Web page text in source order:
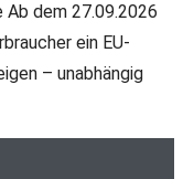
Ab dem 27.09.2026
ein EU-
– unabhängig